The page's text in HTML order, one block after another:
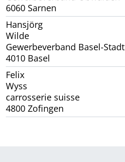
6060 Sarnen
Hansjörg
Wilde
Gewerbeverband Basel-Stadt
4010 Basel
Felix
Wyss
carrosserie suisse
4800 Zofingen